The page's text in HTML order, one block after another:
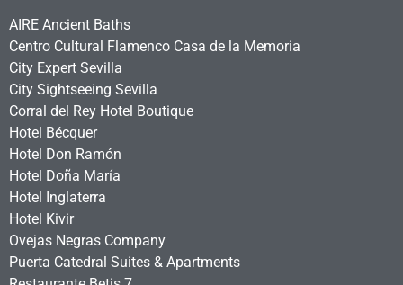
AIRE Ancient Baths
Centro Cultural Flamenco Casa de la Memoria
City Expert Sevilla
City Sightseeing Sevilla
Corral del Rey Hotel Boutique
Hotel Bécquer
Hotel Don Ramón
Hotel Doña María
Hotel Inglaterra
Hotel Kivir
Ovejas Negras Company
Puerta Catedral Suites & Apartments